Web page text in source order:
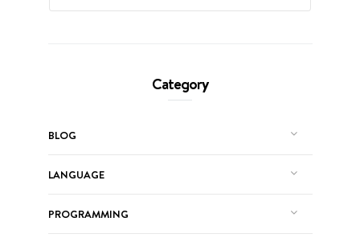
Category
BLOG
LANGUAGE
PROGRAMMING